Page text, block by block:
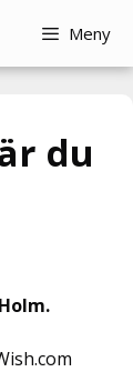
Meny
du